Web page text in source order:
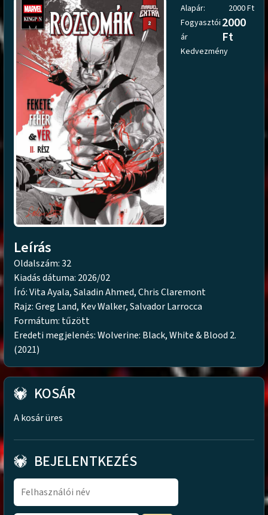
Alapár:
2000 Ft
Fogyasztói
ár
2000
Ft
Kedvezmény
Leírás
Oldalszám: 32
Kiadás dátuma: 2026/02
Író: Vita Ayala, Saladin Ahmed, Chris Claremont
Rajz: Greg Land, Kev Walker, Salvador Larrocca
Formátum: tűzött
Eredeti megjelenés: Wolverine: Black, White & Blood 2.
(2021)
KOSÁR
A kosár üres
BEJELENTKEZÉS